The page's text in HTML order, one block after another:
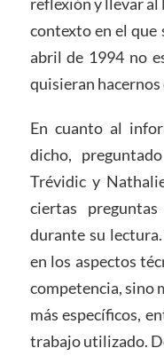
contexto en el que
abril de 1994 no
quisieran hacernos
En cuanto al
dicho,
Trévidic y
ciertas
durante su
en los aspectos
competencia, sino
más específicos,
trabajo utilizado.